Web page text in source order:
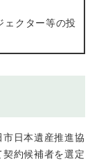
ェクター等の投
日本遺産推進協
約候補者を選定